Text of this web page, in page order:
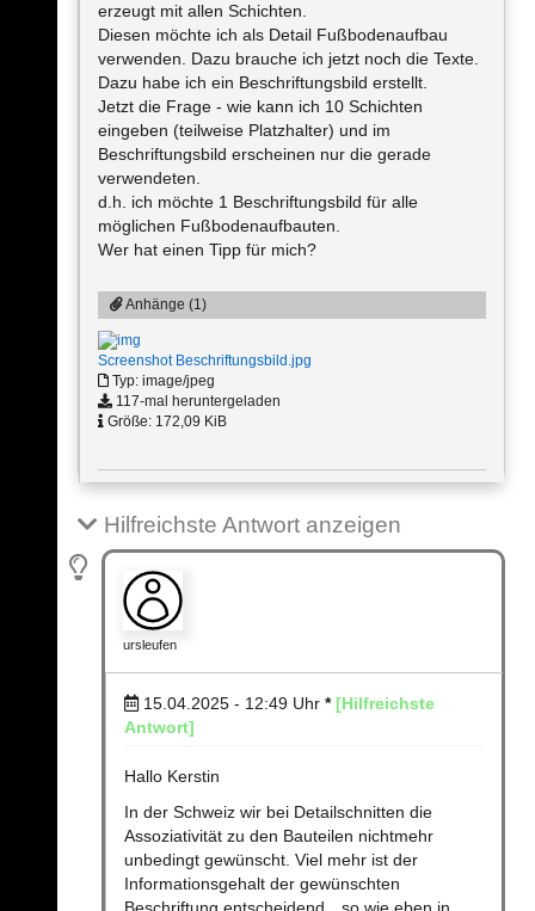
erzeugt mit allen Schichten.
Diesen möchte ich als Detail Fußbodenaufbau
verwenden. Dazu brauche ich jetzt noch die Texte.
Dazu habe ich ein Beschriftungsbild erstellt.
Jetzt die Frage - wie kann ich 10 Schichten
eingeben (teilweise Platzhalter) und im
Beschriftungsbild erscheinen nur die gerade
verwendeten.
d.h. ich möchte 1 Beschriftungsbild für alle
möglichen Fußbodenaufbauten.
Wer hat einen Tipp für mich?
Anhänge (1)
Screenshot Beschriftungsbild.jpg
Typ: image/jpeg
117-mal heruntergeladen
Größe: 172,09 KiB
Hilfreichste Antwort anzeigen
ursleufen
15.04.2025 - 12:49 Uhr * [Hilfreichste
Antwort]
Hallo Kerstin
In der Schweiz wir bei Detailschnitten die
Assoziativität zu den Bauteilen nichtmehr
unbedingt gewünscht. Viel mehr ist der
Informationsgehalt der gewünschten